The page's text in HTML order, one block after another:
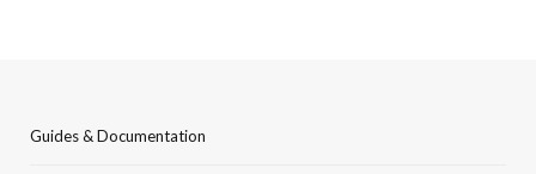
Guides & Documentation